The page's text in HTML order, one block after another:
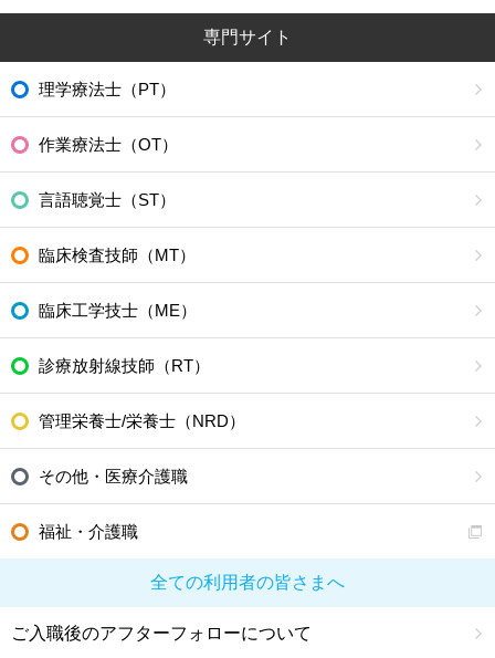
専門サイト
理学療法士（PT）
作業療法士（OT）
言語聴覚士（ST）
臨床検査技師（MT）
臨床工学技士（ME）
診療放射線技師（RT）
管理栄養士/栄養士（NRD）
その他・医療介護職
福祉・介護職
全ての利用者の皆さまへ
ご入職後のアフターフォローについて